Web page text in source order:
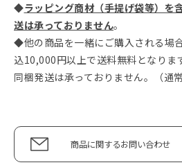
◆ラッピング商材（手提げ袋等）を
送は承っておりません。
◆他の商品を一緒にご購入される場
込10,000円以上で送料無料となりま
同梱発送は承っておりません。（通
商品に関するお問い合わせ